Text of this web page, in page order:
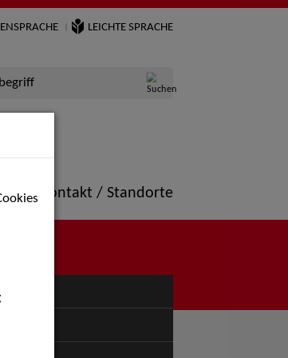
LEICHTE SPRACHE
Kontakt / Standorte